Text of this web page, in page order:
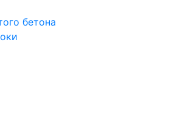
бетона